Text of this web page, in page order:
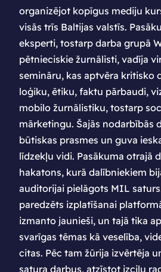
organizējot kopīgus mediju
visās trīs Baltijas valstīs.
eksperti, tostarp darba grupā
pētnieciskie žurnālisti, vadīja
semināru, kas aptvēra kritisko
loģiku, ētiku, faktu pārbaudi,
mobilo žurnālistiku, tostarp
mārketingu. Šajās nodarbībās
būtiskas prasmes un guva
līdzekļu vidi. Pasākuma otrajā
hakatons, kurā dalībniekiem
auditorijai pielāgots MIL
paredzēts izplatīšanai
izmanto jaunieši, un tajā tika
svarīgas tēmas kā veselība,
citas. Pēc tam žūrija izvērtēja
satura darbus, atzīstot izcilu